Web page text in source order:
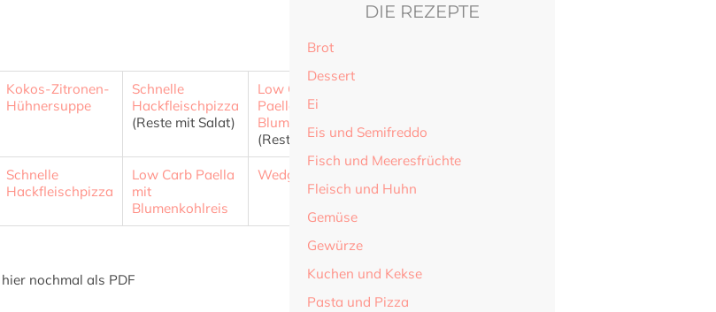
Kokos-Zitronen-
Hühnersuppe
Schnelle
Hackfleischpizza
(Reste mit Salat)
Low Carb
Paella mit
Blumenkohlreis
(Reste von Do)
Schnelle
Hackfleischpizza
Low Carb Paella
mit
Blumenkohlreis
Wedge Salat
Rolle
nochmal als PDF
DIE REZEPTE
Brot
Dessert
Ei
Eis und Semifreddo
Fisch und Meeresfrüchte
Fleisch und Huhn
Gemüse
Gewürze
Kuchen und Kekse
Pasta und Pizza